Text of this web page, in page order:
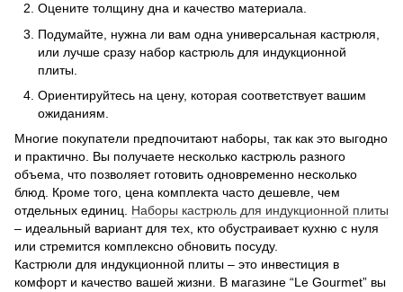
Оцените толщину дна и качество материала.
Подумайте, нужна ли вам одна универсальная кастрюля,
или лучше сразу набор кастрюль для индукционной
плиты.
Ориентируйтесь на цену, которая соответствует вашим
ожиданиям.
Многие покупатели предпочитают наборы, так как это выгодно
и практично. Вы получаете несколько кастрюль разного
объема, что позволяет готовить одновременно несколько
блюд. Кроме того, цена комплекта часто дешевле, чем
отдельных единиц. Наборы кастрюль для индукционной плиты
– идеальный вариант для тех, кто обустраивает кухню с нуля
или стремится комплексно обновить посуду.
Кастрюли для индукционной плиты – это инвестиция в
комфорт и качество вашей жизни. В магазине “Le Gourmet” вы